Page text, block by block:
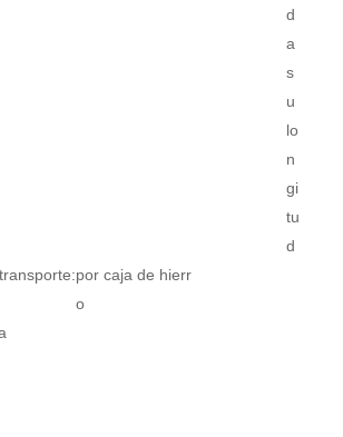
d
a
s
u
lo
n
gi
tu
d
por caja de hierr
o